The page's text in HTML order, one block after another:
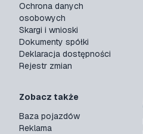
Ochrona danych
osobowych
Skargi i wnioski
Dokumenty spółki
Deklaracja dostępności
Rejestr zmian
Zobacz także
Baza pojazdów
Reklama